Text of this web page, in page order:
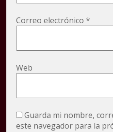
Correo electrónico*
Web
Guarda mi nombre,
este navegador para la